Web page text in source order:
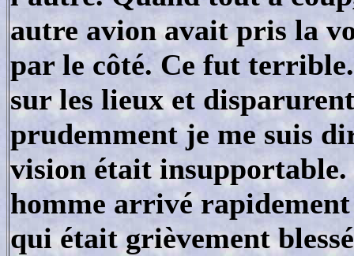
autre avion avait pris la
par le côté. Ce fut
sur les lieux et
prudemment je me suis
vision était
homme arrivé
qui était grièvement